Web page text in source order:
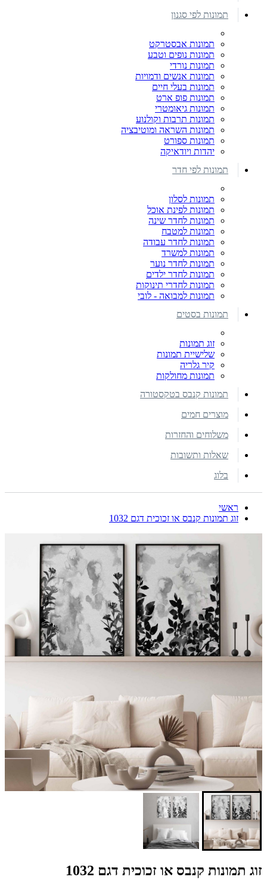
תמונות לפי סגנון
תמונות אבסטרקט
תמונות נופים וטבע
תמונות נורדי
תמונות אנשים ודמויות
תמונות בעלי חיים
תמונות פופ ארט
תמונות גיאומטרי
תמונות תרבות וקולנוע
תמונות השראה ומוטיבציה
תמונות ספורט
יהדות ויודאיקה
תמונות לפי חדר
תמונות לסלון
תמונות לפינת אוכל
תמונות לחדר שינה
תמונות למטבח
תמונות לחדר עבודה
תמונות למשרד
תמונות לחדר נוער
תמונות לחדר ילדים
תמונות לחדרי תינוקות
תמונות למבואה - לובי
תמונות בסטים
זוג תמונות
שלישיית תמונות
קיר גלריה
תמונות מחולקות
תמונות קנבס בטקסטורה
מוצרים חמים
משלוחים והחזרות
שאלות ותשובות
בלוג
ראשי
זוג תמונות קנבס או זכוכית דגם 1032
זוג תמונות קנבס או זכוכית דגם 1032